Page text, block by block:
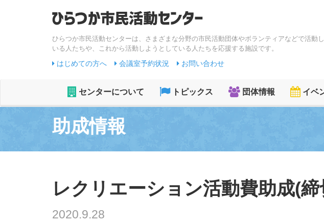
ひらつか市民活動センターは、さまざまな分野の市民活動団体やボランティアなどで活動
いる人たちや、これから活動しようとしている人たちを応援する施設です。
はじめての方へ 会議室予約状況 お問い合わせ
センターについて トピックス 団体情報 イベ
助成情報
レクリエーション活動費助成(
2020.9.28